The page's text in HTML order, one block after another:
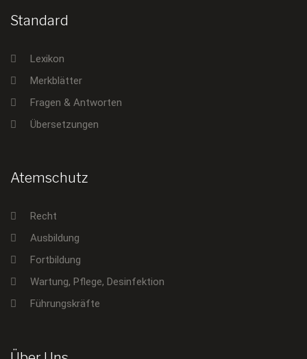
Standard
Lexikon
Merkblätter
Fragen & Antworten
Übersetzungen
Atemschutz
Recht
Ausbildung
Fortbildung
Wartung, Pflege, Desinfektion
Führungskräfte